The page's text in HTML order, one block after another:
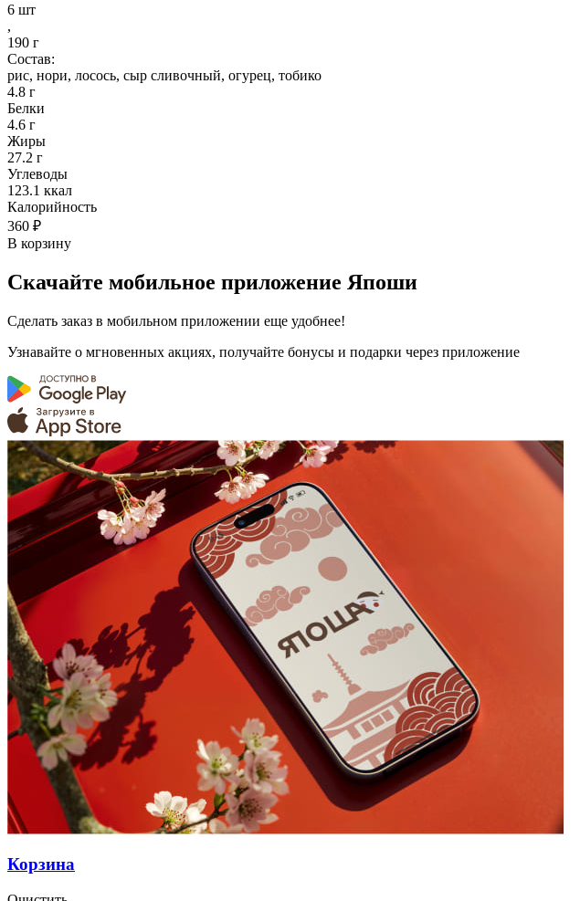
6 шт
,
190 г
Состав:
рис, нори, лосось, сыр сливочный, огурец, тобико
4.8 г
Белки
4.6 г
Жиры
27.2 г
Углеводы
123.1 ккал
Калорийность
360 ₽
В корзину
Скачайте мобильное приложение Япоши
Сделать заказ в мобильном приложении еще удобнее!
Узнавайте о мгновенных акциях, получайте бонусы и подарки через приложение
Корзина